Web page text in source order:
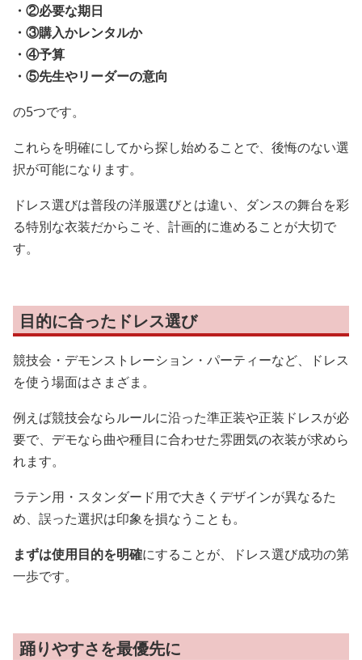
・②必要な期日
・③購入かレンタルか
・④予算
・⑤先生やリーダーの意向
の5つです。
これらを明確にしてから探し始めることで、後悔のない選
択が可能になります。
ドレス選びは普段の洋服選びとは違い、ダンスの舞台を彩
る特別な衣装だからこそ、計画的に進めることが大切で
す。
目的に合ったドレス選び
競技会・デモンストレーション・パーティーなど、ドレス
を使う場面はさまざま。
例えば競技会ならルールに沿った準正装や正装ドレスが必
要で、デモなら曲や種目に合わせた雰囲気の衣装が求めら
れます。
ラテン用・スタンダード用で大きくデザインが異なるた
め、誤った選択は印象を損なうことも。
まずは使用目的を明確にすることが、ドレス選び成功の第
一歩です。
踊りやすさを最優先に